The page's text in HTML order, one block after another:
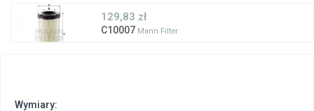
129,83 zł
C10007 Mann Filter
Wymiary: